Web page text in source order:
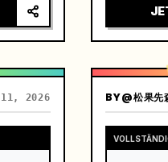
[Dauer]
Sa…
11, 2026 BY@松果先